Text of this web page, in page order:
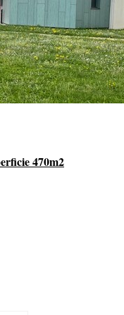
470m2